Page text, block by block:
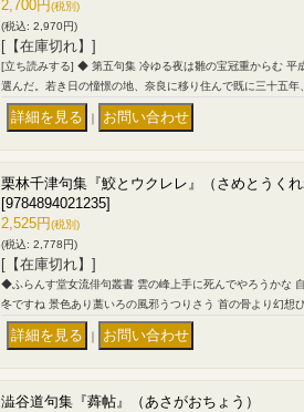
2,700円(税別)
(税込: 2,970円)
[【在庫切れ】]
[立ち読みする] ◆ 第五句集 冷ゆる夜は雛の宝冠重からむ 平
選んだ。若き日の憧憬の地、奈良に移り住んで既に三十五
｜
栗林千津句集『鮫とウクレレ』（さめとうくれ
[9784894021235]
2,525円(税別)
(税込: 2,778円)
[【在庫切れ】]
◆ふらんす堂女流俳句叢書 雲の峰上手に死んでやろうかな
冬ですね 景色あり藁いろの風邪うつりさう 首の骨より幻想
｜
澁谷道句集『蕣帖』（あさがおちょう）